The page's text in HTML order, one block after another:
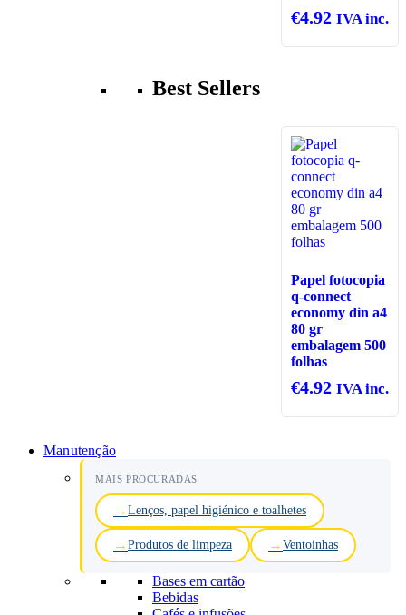
€4.92 IVA inc.
Best Sellers
Papel fotocopia
q-connect
economy din a4
80 gr
embalagem 500
folhas
€4.92 IVA inc.
Manutenção
MAIS PROCURADAS
Lenços, papel higiénico e toalhetes
Produtos de limpeza Ventoinhas
Bases em cartão
Bebidas